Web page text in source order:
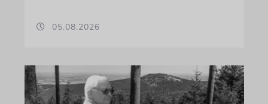
05.08.2026